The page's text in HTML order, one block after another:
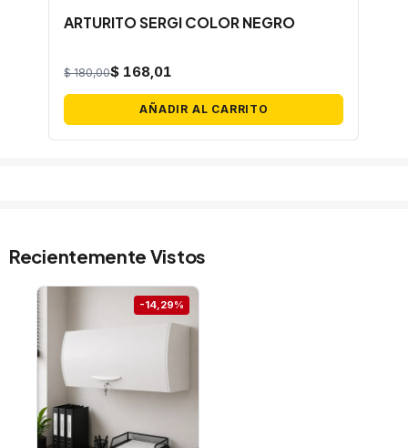
ARTURITO SERGI COLOR NEGRO
$ 180,00$ 168,01
AÑADIR AL CARRITO
Recientemente Vistos
-14,29%